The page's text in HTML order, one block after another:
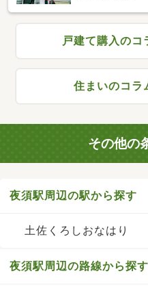
戸建て購入のコ
住まいのコラ
その他の
夜須駅周辺の駅から探す
土佐くろしおなはり
夜須駅周辺の路線から探す